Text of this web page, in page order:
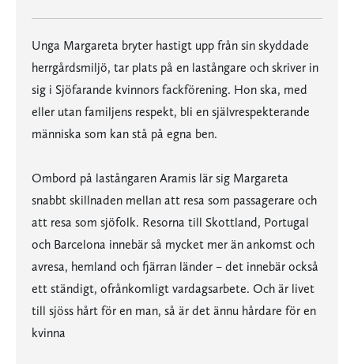
Unga Margareta bryter hastigt upp från sin skyddade
herrgårdsmiljö, tar plats på en lastångare och skriver in
sig i Sjöfarande kvinnors fackförening. Hon ska, med
eller utan familjens respekt, bli en självrespekterande
människa som kan stå på egna ben.
Ombord på lastångaren Aramis lär sig Margareta
snabbt skillnaden mellan att resa som passagerare och
att resa som sjöfolk. Resorna till Skottland, Portugal
och Barcelona innebär så mycket mer än ankomst och
avresa, hemland och fjärran länder – det innebär också
ett ständigt, ofrånkomligt vardagsarbete. Och är livet
till sjöss hårt för en man, så är det ännu hårdare för en
kvinna